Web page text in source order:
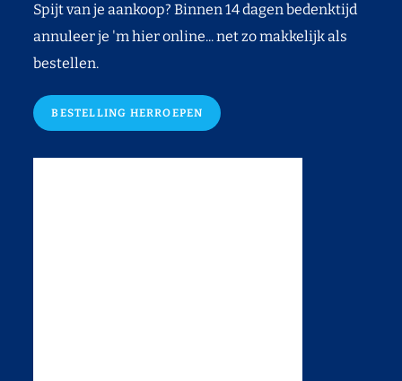
Spijt van je aankoop? Binnen 14 dagen bedenktijd
annuleer je 'm hier online... net zo makkelijk als
bestellen.
BESTELLING HERROEPEN